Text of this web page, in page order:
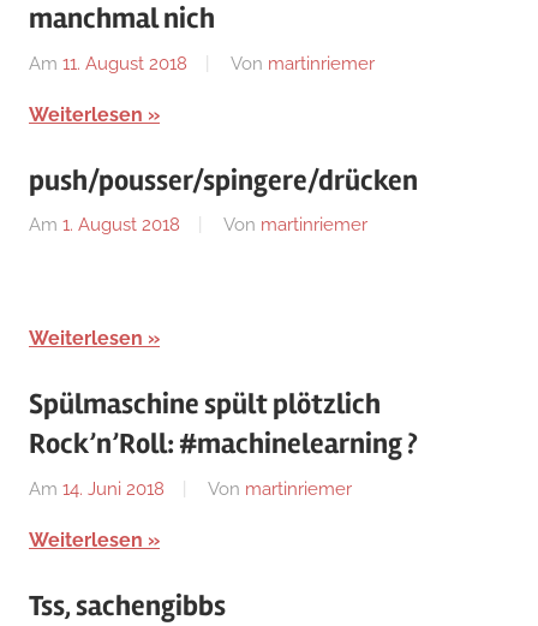
manchmal nich
Am 11. August 2018 Von martinriemer
Weiterlesen
push/pousser/spingere/drücken
Am 1. August 2018 Von martinriemer
Weiterlesen
Spülmaschine spült plötzlich
Rock’n’Roll: #machinelearning ?
Am 14. Juni 2018 Von martinriemer
Weiterlesen
Tss, sachengibbs